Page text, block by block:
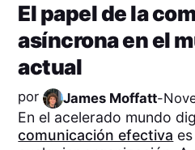
El papel de la
asíncrona en el
actual
por James Moffatt-
En el acelerado mundo
comunicación efectiva